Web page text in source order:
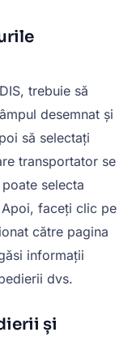
trebuie să
desemnat și
să selectați
transportator se
selecta
faceți clic pe
către pagina
informații
dvs.
și